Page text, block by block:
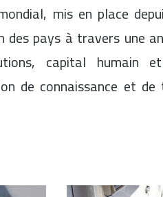
mis en place
pays à travers une
capital humain et
de connaissance et de